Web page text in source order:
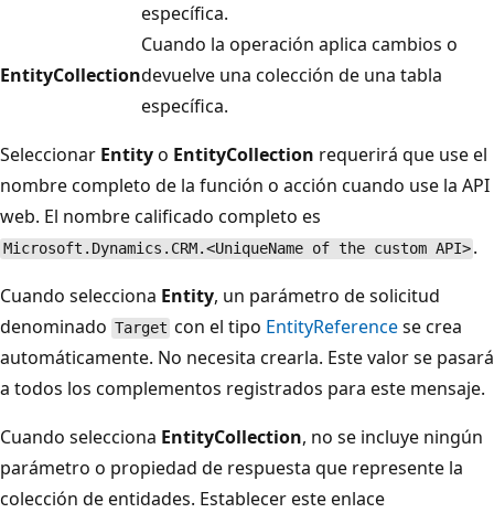
específica.
EntityCollection
Cuando la operación aplica cambios o
devuelve una colección de una tabla
específica.
Seleccionar Entityo EntityCollection requerirá que use el
nombre completo de la función o acción cuando use la API
web. El nombre calificado completo es
Microsoft.Dynamics.CRM.<UniqueName of the custom API> .
Cuando selecciona Entity, un parámetro de solicitud
denominado Target con el tipo EntityReferencese crea
automáticamente. No necesita crearla. Este valor se pasará
a todos los complementos registrados para este mensaje.
Cuando selecciona EntityCollection, no se incluye ningún
parámetro o propiedad de respuesta que represente la
colección de entidades. Establecer este enlace